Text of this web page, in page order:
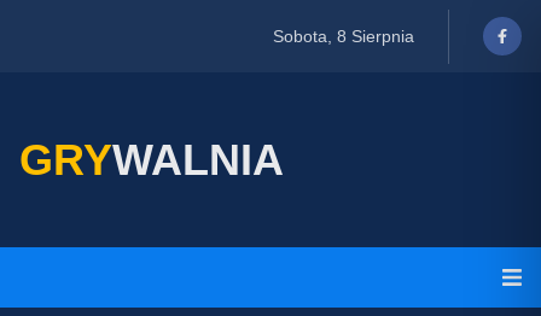
Sobota, 8 Sierpnia
GRYWALNIA